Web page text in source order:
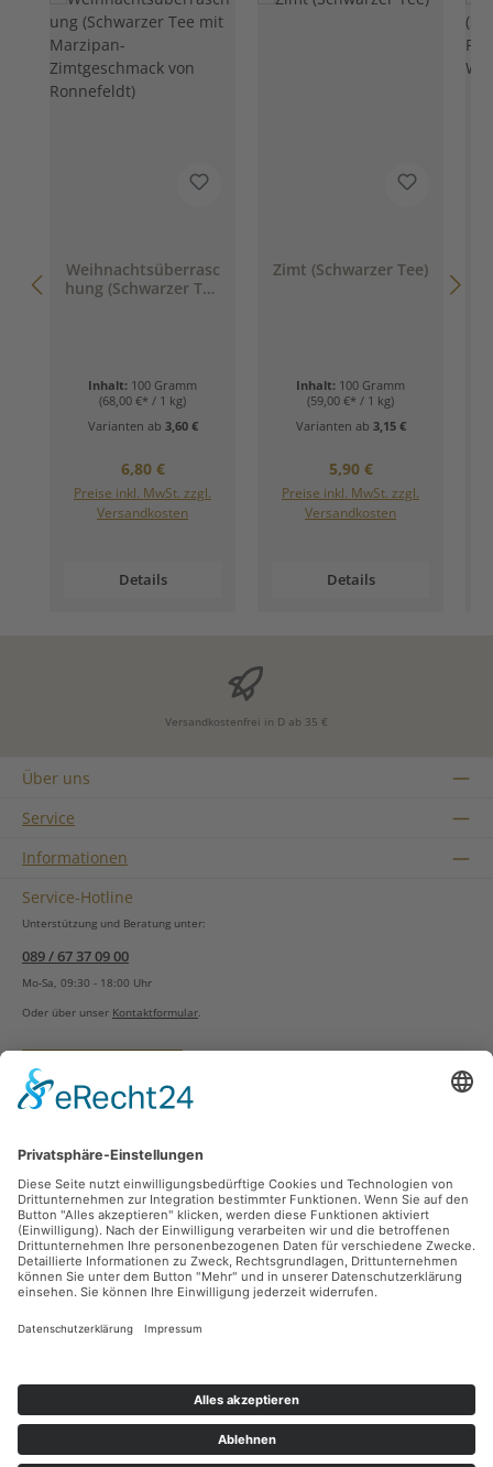
Weihnachtsüberrasc
hung (Schwarzer Tee
Inhalt: 100 Gramm
(68,00 €* / 1 kg)
Varianten ab 3,60 €
Regulärer Preis:
6,80 €
Preise inkl. MwSt. zzgl.
Versandkosten
Details
Zimt (Schwarzer Tee)
Inhalt: 100 Gramm
(59,00 €* / 1 kg)
Varianten ab 3,15 €
Regulärer Preis:
5,90 €
Preise inkl. MwSt. zzgl.
Versandkosten
Details
Versandkostenfrei in D ab 35 €
Über uns
Service
Informationen
Service-Hotline
Unterstützung und Beratung unter:
089 / 67 37 09 00
Mo-Sa, 09:30 - 18:00 Uhr
Oder über unser Kontaktformular.
Vertrag widerrufen
Zahlungsarten
Sicher Einkaufen
Ladengeschäft
Newsletter
Facebook Instagram